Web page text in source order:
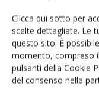
Clicca qui sotto per
scelte dettagliate. Le
questo sito. È
momento, compreso
pulsanti della Cookie
del consenso nella
Apofruit,